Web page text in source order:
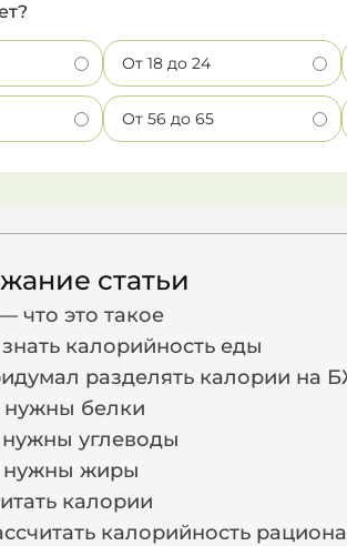
От 18 до 24
От 56 до 65
статьи
что это такое
калорийность еды
разделять калории на
нужны белки
углеводы
нужны жиры
калории
калорийность рациона